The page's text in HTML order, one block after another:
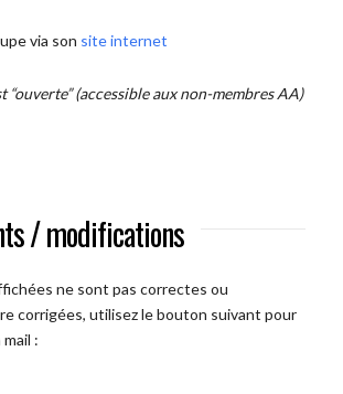
via son site internet
“ouverte” (accessible aux non-membres AA)
/ modifications
ne sont pas correctes ou
corrigées, utilisez le bouton suivant pour
: